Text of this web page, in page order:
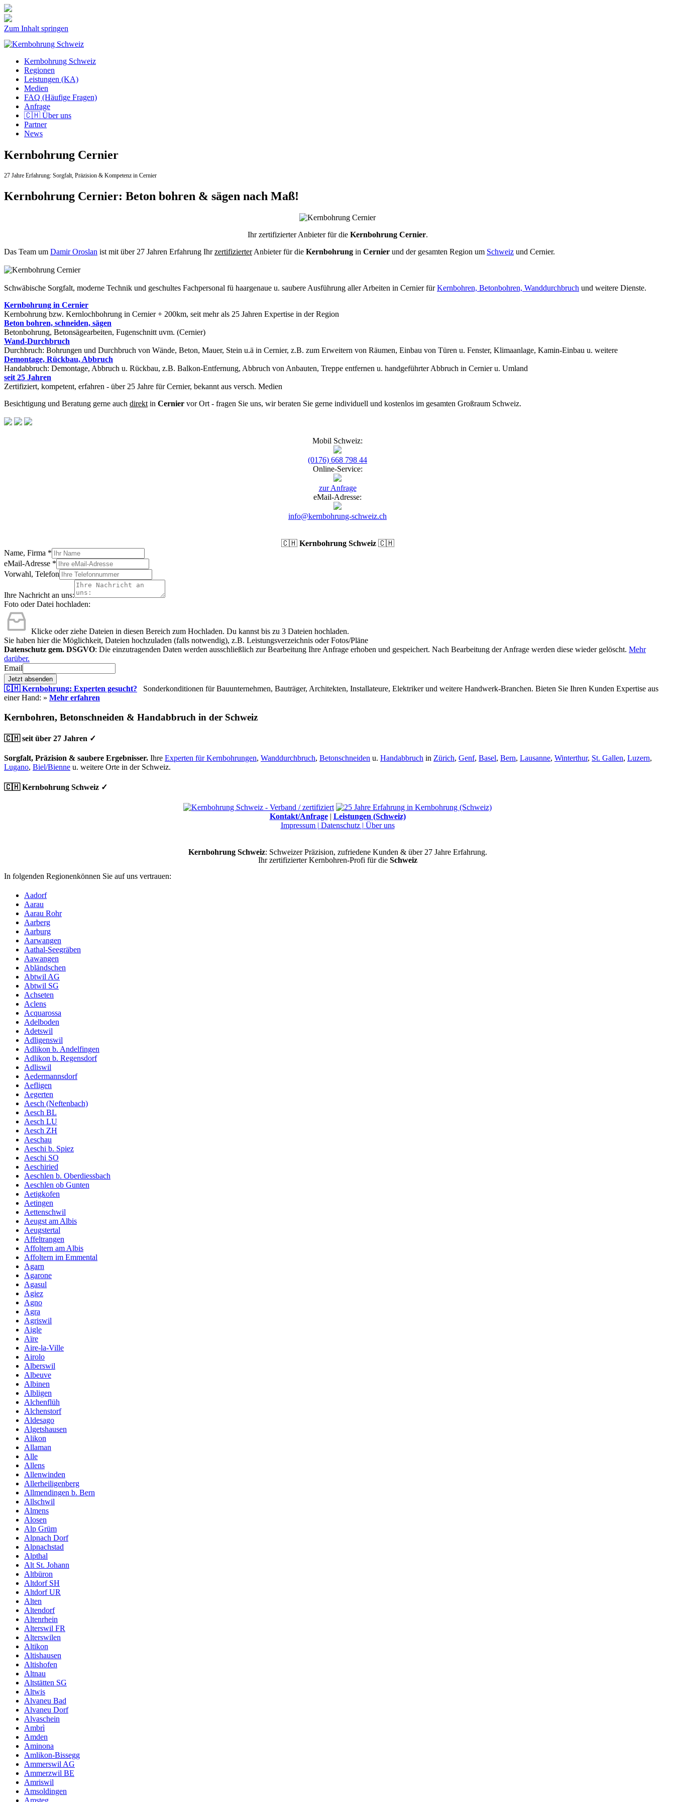
Zum Inhalt springen
Kernbohrung Schweiz
Regionen
Leistungen (KA)
Medien
FAQ (Häufige Fragen)
Anfrage
🇨🇭 Über uns
Partner
News
Kernbohrung Cernier
27 Jahre Erfahrung: Sorgfalt, Präzision & Kompetenz in Cernier
Kernbohrung Cernier: Beton bohren & sägen nach Maß!
Ihr zertifizierter Anbieter für die Kernbohrung Cernier.
Das Team um Damir Oroslan ist mit über 27 Jahren Erfahrung IhrzertifizierterAnbieter für die Kernbohrung in Cernier und der gesamten Region um Schweiz und Cernier.
Schwäbische Sorgfalt, moderne Technik und geschultes Fachpersonal fü haargenaue u. saubere Ausführung aller Arbeiten in Cernier fürKernbohren, Betonbohren, Wanddurchbruch und weitere Dienste.
Kernbohrung in Cernier
Kernbohrung bzw. Kernlochbohrung in Cernier + 200km, seit mehr als 25 Jahren Expertise in der Region
Beton bohren, schneiden, sägen
Betonbohrung, Betonsägearbeiten, Fugenschnitt uvm. (Cernier)
Wand-Durchbruch
Durchbruch: Bohrungen und Durchbruch von Wände, Beton, Mauer, Stein u.ä in Cernier, z.B. zum Erweitern von Räumen, Einbau von Türen u. Fenster, Klimaanlage, Kamin-Einbau u. weitere
Demontage, Rückbau, Abbruch
Handabbruch: Demontage, Abbruch u. Rückbau, z.B. Balkon-Entfernung, Abbruch von Anbauten, Treppe entfernen u. handgeführter Abbruch in Cernier u. Umland
seit 25 Jahren
Zertifiziert, kompetent, erfahren - über 25 Jahre für Cernier, bekannt aus versch. Medien
Besichtigung und Beratung gerne auch direkt in Cernier vor Ort - fragen Sie uns, wir beraten Sie gerne individuell und kostenlos im gesamten Großraum Schweiz.
Mobil Schweiz:
(0176) 668 798 44
Online-Service:
zur Anfrage
eMail-Adresse:
info@kernbohrung-schweiz.ch
🇨🇭 Kernbohrung Schweiz🇨🇭
Name, Firma *
eMail-Adresse *
Vorwahl, Telefon
Ihre Nachricht an uns:
Foto oder Datei hochladen:
Klicke oder ziehe Dateien in diesen Bereich zum Hochladen. Du kannst bis zu 3 Dateien hochladen.
Sie haben hier die Möglichkeit, Dateien hochzuladen (falls notwendig), z.B. Leistungsverzeichnis oder Fotos/Pläne
Datenschutz gem. DSGVO: Die einzutragenden Daten werden ausschließlich zur Bearbeitung Ihre Anfrage erhoben und gespeichert. Nach Bearbeitung der Anfrage werden diese wieder gelöscht. Mehr
darüber.
Email
Jetzt absenden
🇨🇭 Kernbohrung: Experten gesucht? Sonderkonditionen für Bauunternehmen, Bauträger, Architekten, Installateure, Elektriker und weitere Handwerk-Branchen. Bieten Sie Ihren Kunden Expertise aus
einer Hand: » Mehr erfahren
Kernbohren, Betonschneiden & Handabbruch in der Schweiz
🇨🇭 seit über 27 Jahren ✓
Sorgfalt, Präzision & saubere Ergebnisser. Ihre Experten für Kernbohrungen, Wanddurchbruch, Betonschneiden u. Handabbruch in Zürich, Genf, Basel, Bern, Lausanne, Winterthur, St. Gallen, Luzern,
Lugano, Biel/Bienne u. weitere Orte in der Schweiz.
🇨🇭 Kernbohrung Schweiz ✓
Kontakt/Anfrage| Leistungen (Schweiz)
Impressum | Datenschutz | Über uns
Kernbohrung Schweiz: Schweizer Präzision, zufriedene Kunden & über 27 Jahre Erfahrung.
Ihr zertifizierter Kernbohren-Profi für die Schweiz
In folgenden Regionenkönnen Sie auf uns vertrauen:
Aadorf
Aarau
Aarau Rohr
Aarberg
Aarburg
Aarwangen
Aathal-Seegräben
Aawangen
Abländschen
Abtwil AG
Abtwil SG
Achseten
Aclens
Acquarossa
Adelboden
Adetswil
Adligenswil
Adlikon b. Andelfingen
Adlikon b. Regensdorf
Adliswil
Aedermannsdorf
Aefligen
Aegerten
Aesch (Neftenbach)
Aesch BL
Aesch LU
Aesch ZH
Aeschau
Aeschi b. Spiez
Aeschi SO
Aeschiried
Aeschlen b. Oberdiessbach
Aeschlen ob Gunten
Aetigkofen
Aetingen
Aettenschwil
Aeugst am Albis
Aeugstertal
Affeltrangen
Affoltern am Albis
Affoltern im Emmental
Agarn
Agarone
Agasul
Agiez
Agno
Agra
Agriswil
Aigle
Aïre
Aire-la-Ville
Airolo
Alberswil
Albeuve
Albinen
Albligen
Alchenflüh
Alchenstorf
Aldesago
Algetshausen
Alikon
Allaman
Alle
Allens
Allenwinden
Allerheiligenberg
Allmendingen b. Bern
Allschwil
Almens
Alosen
Alp Grüm
Alpnach Dorf
Alpnachstad
Alpthal
Alt St. Johann
Altbüron
Altdorf SH
Altdorf UR
Alten
Altendorf
Altenrhein
Alterswil FR
Alterswilen
Altikon
Altishausen
Altishofen
Altnau
Altstätten SG
Altwis
Alvaneu Bad
Alvaneu Dorf
Alvaschein
Ambrì
Amden
Aminona
Amlikon-Bissegg
Ammerswil AG
Ammerzwil BE
Amriswil
Amsoldingen
Amsteg